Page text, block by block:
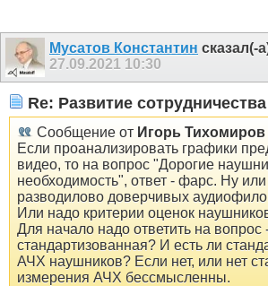
Мусатов Константин сказал(-
27.09.2021 10:30
Re: Развитие
Сообщение от Игорь Тихомиров
Если проанализировать графики
видео, то на вопрос "Дорогие
необходимость", ответ - фарс. Ну
разводилово доверчивых
Или надо критерии оценок
Для начало надо ответить на вопрос
стандартизованная? И есть ли
АЧХ наушников? Если нет, или нет
измерения АЧХ бессмысленны.